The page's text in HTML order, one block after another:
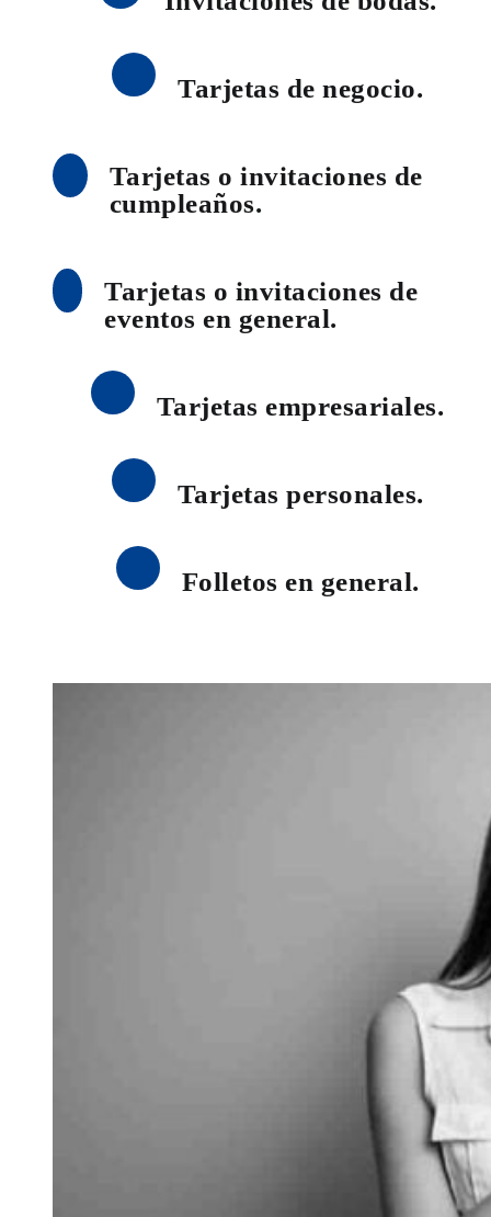
Tarjetas de negocio.
Tarjetas o invitaciones de
cumpleaños.
Tarjetas o invitaciones de
eventos en general.
Tarjetas empresariales.
Tarjetas personales.
Folletos en general.